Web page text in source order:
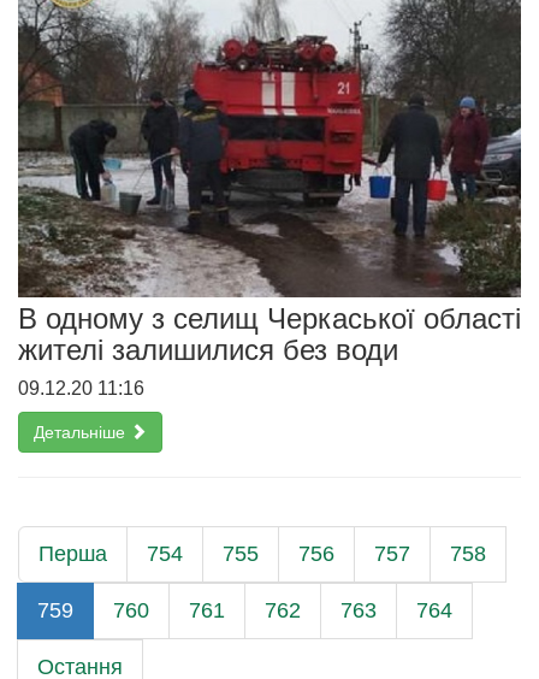
В одному з селищ Черкаської області
жителі залишилися без води
09.12.20 11:16
Детальніше
Перша 754 755 756 757 758
759 760 761 762 763 764
Остання